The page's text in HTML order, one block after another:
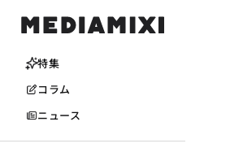
特集
コラム
ニュース